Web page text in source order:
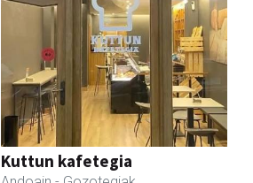
Kuttun kafetegia